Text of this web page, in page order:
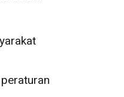
peraturan